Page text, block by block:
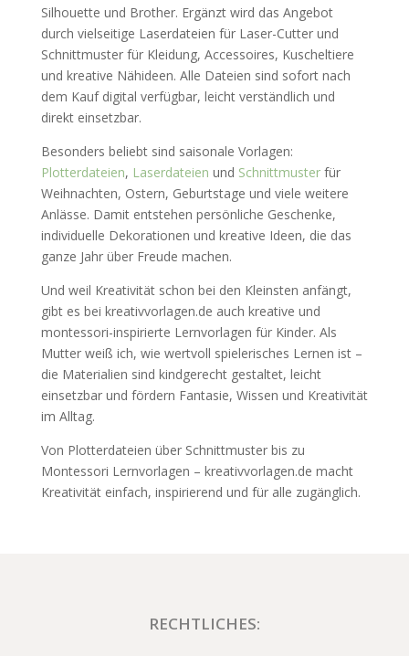
Silhouette und Brother. Ergänzt wird das Angebot
durch vielseitige Laserdateien für Laser-Cutter und
Schnittmuster für Kleidung, Accessoires, Kuscheltiere
und kreative Nähideen. Alle Dateien sind sofort nach
dem Kauf digital verfügbar, leicht verständlich und
direkt einsetzbar.
Besonders beliebt sind saisonale Vorlagen:
Plotterdateien, Laserdateien und Schnittmusterfür
Weihnachten, Ostern, Geburtstage und viele weitere
Anlässe. Damit entstehen persönliche Geschenke,
individuelle Dekorationen und kreative Ideen, die das
ganze Jahr über Freude machen.
Und weil Kreativität schon bei den Kleinsten anfängt,
gibt es bei kreativvorlagen.de auch kreative und
montessori-inspirierte Lernvorlagen für Kinder. Als
Mutter weiß ich, wie wertvoll spielerisches Lernen ist –
die Materialien sind kindgerecht gestaltet, leicht
einsetzbar und fördern Fantasie, Wissen und Kreativität
im Alltag.
Von Plotterdateien über Schnittmuster bis zu
Montessori Lernvorlagen – kreativvorlagen.de macht
Kreativität einfach, inspirierend und für alle zugänglich.
RECHTLICHES: